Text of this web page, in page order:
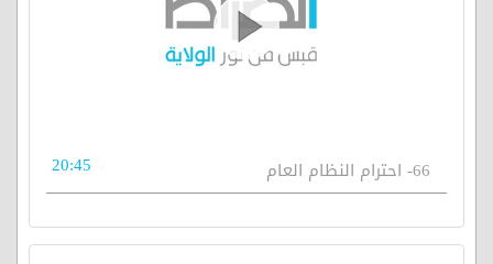
66- احترام النظام العام 20:45